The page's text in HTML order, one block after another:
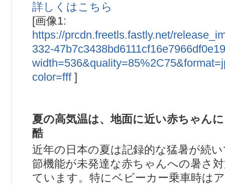
詳しくはこちら
[画像1:
https://prcdn.freetls.fastly.net/
332-
color=fff]
夏の高気温は、地面に近い赤ちゃん
酷
近年の日本の夏は記録的な猛暑が続
節機能が未発達な赤ちゃんへの暑さ
ています。特にベビーカー乗車時は